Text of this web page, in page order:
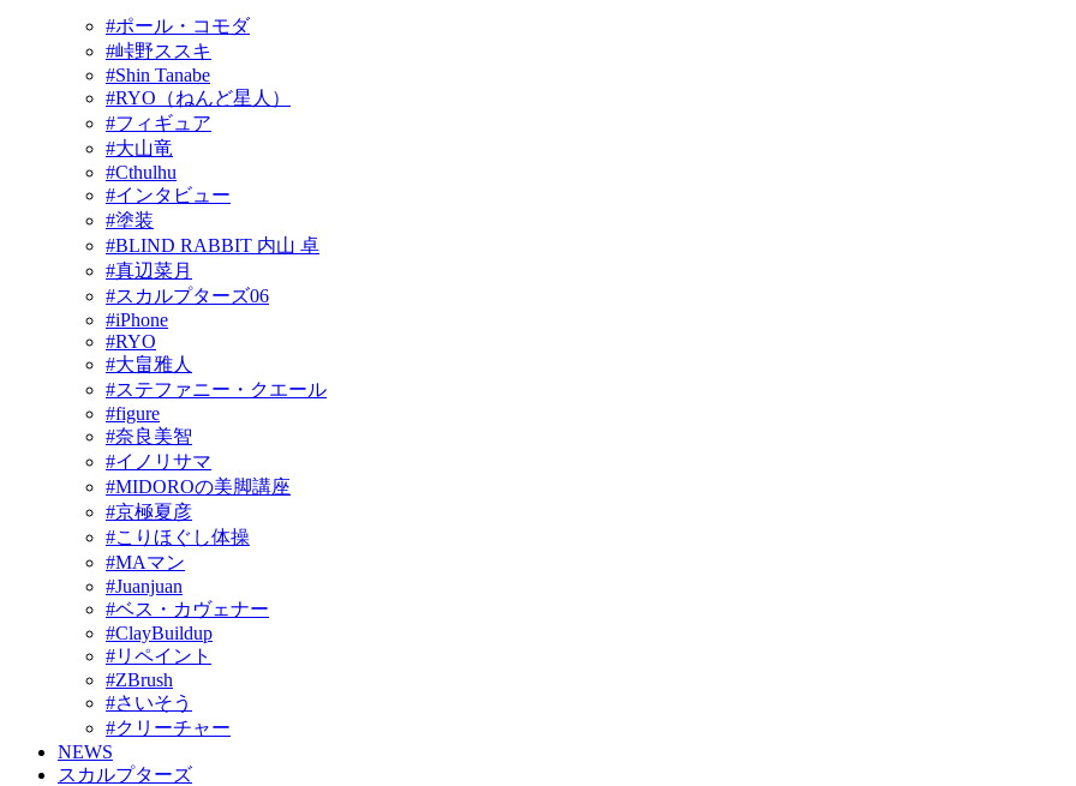
#ポール・コモダ
#峠野ススキ
#Shin Tanabe
#RYO（ねんど星人）
#フィギュア
#大山竜
#Cthulhu
#インタビュー
#塗装
#BLIND RABBIT 内山 卓
#真辺菜月
#スカルプターズ06
#iPhone
#RYO
#大畠雅人
#ステファニー・クエール
#figure
#奈良美智
#イノリサマ
#MIDOROの美脚講座
#京極夏彦
#こりほぐし体操
#MAマン
#Juanjuan
#ベス・カヴェナー
#ClayBuildup
#リペイント
#ZBrush
#さいそう
#クリーチャー
NEWS
スカルプターズ